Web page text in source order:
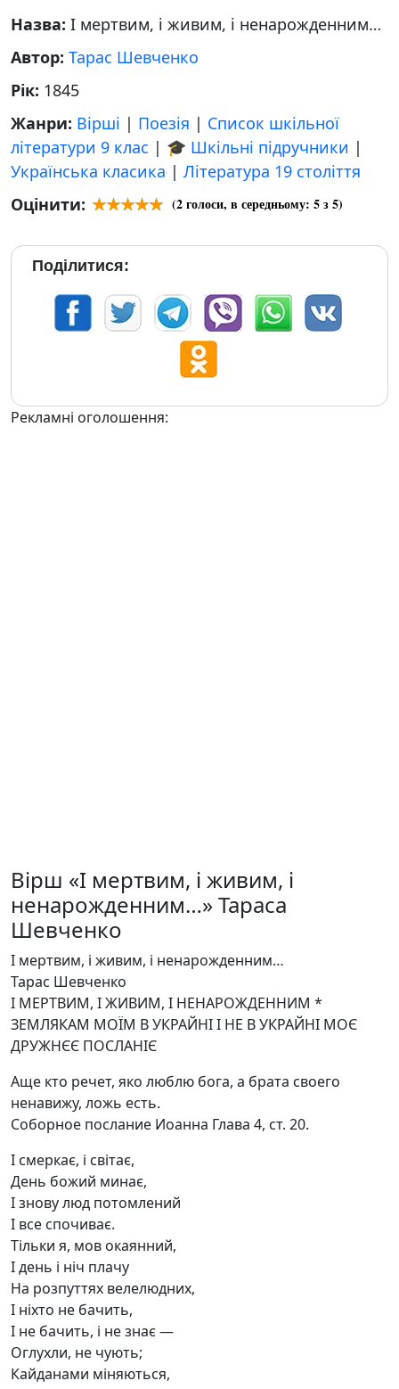
Назва: І мертвим, і живим, і ненарожденним…
Автор: Тарас Шевченко
Рік: 1845
Жанри: Вірші | Поезія | Список шкільної
літератури 9 клас | 🎓 Шкільні підручники |
Українська класика | Література 19 століття
Оцінити:
(2голоси, в середньому: 5з 5)
Поділитися:
Рекламні оголошення:
Вірш «І мертвим, і живим, і
ненарожденним…» Тараса
Шевченко
І мертвим, і живим, і ненарожденним…
Тарас Шевченко
І МЕРТВИМ, І ЖИВИМ, І НЕНАРОЖДЕННИМ *
ЗЕМЛЯКАМ МОЇМ В УКРАЙНІ І НЕ В УКРАЙНІ МОЄ
ДРУЖНЄЄ ПОСЛАНІЄ
Аще кто речет, яко люблю бога, а брата своего
ненавижу, ложь есть.
Соборное послание Иоанна Глава 4, ст. 20.
І смеркає, і світає,
День божий минає,
І знову люд потомлений
І все спочиває.
Тільки я, мов окаянний,
І день і ніч плачу
На розпуттях велелюдних,
І ніхто не бачить,
І не бачить, і не знає —
Оглухли, не чують;
Кайданами міняються,